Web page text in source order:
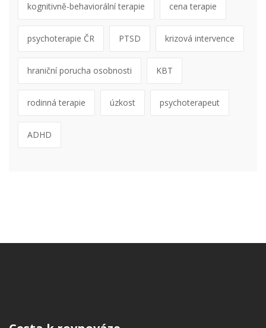
kognitivně-behaviorální terapie cena terapie
psychoterapie ČR PTSD krizová intervence
hraniční porucha osobnosti KBT
rodinná terapie úzkost psychoterapeut
ADHD